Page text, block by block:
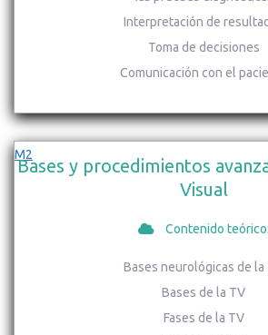
Interpretación de
Toma de decisiones
Comunicación con el
M2
Bases y procedimientos
Visual
Contenido teórico:
Bases neurológicas de la
Bases de la TV
Fases de la TV